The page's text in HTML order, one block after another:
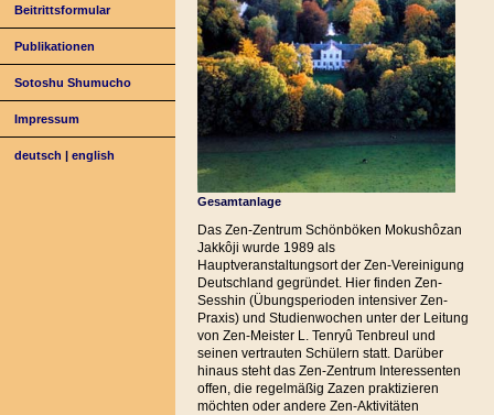
Beitrittsformular
Publikationen
Sotoshu Shumucho
Impressum
deutsch |english
Gesamtanlage
Das Zen-Zentrum Schönböken Mokushôzan
Jakkôji wurde 1989 als
Hauptveranstaltungsort der Zen-Vereinigung
Deutschland gegründet. Hier finden Zen-
Sesshin (Übungsperioden intensiver Zen-
Praxis) und Studienwochen unter der Leitung
von Zen-Meister L. Tenryû Tenbreul und
seinen vertrauten Schülern statt. Darüber
hinaus steht das Zen-Zentrum Interessenten
offen, die regelmäßig Zazen praktizieren
möchten oder andere Zen-Aktivitäten